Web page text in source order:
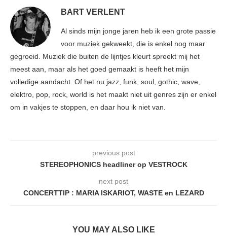
BART VERLENT
Al sinds mijn jonge jaren heb ik een grote passie
voor muziek gekweekt, die is enkel nog maar
gegroeid. Muziek die buiten de lijntjes kleurt spreekt mij het
meest aan, maar als het goed gemaakt is heeft het mijn
volledige aandacht. Of het nu jazz, funk, soul, gothic, wave,
elektro, pop, rock, world is het maakt niet uit genres zijn er enkel
om in vakjes te stoppen, en daar hou ik niet van.
previous post
STEREOPHONICS headliner op VESTROCK
next post
CONCERTTIP : MARIA ISKARIOT, WASTE en LEZARD
YOU MAY ALSO LIKE